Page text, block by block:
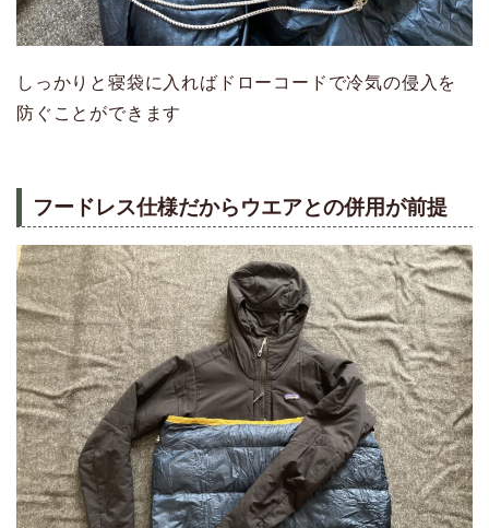
しっかりと寝袋に入ればドローコードで冷気の侵入を
防ぐことができます
フードレス仕様だからウエアとの併用が前提